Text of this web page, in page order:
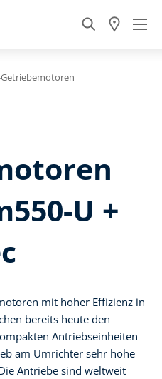
U +
mit hoher Effizienz in
bereits heute den
Antriebseinheiten
am Umrichter sehr hohe
Antriebe sind weltweit